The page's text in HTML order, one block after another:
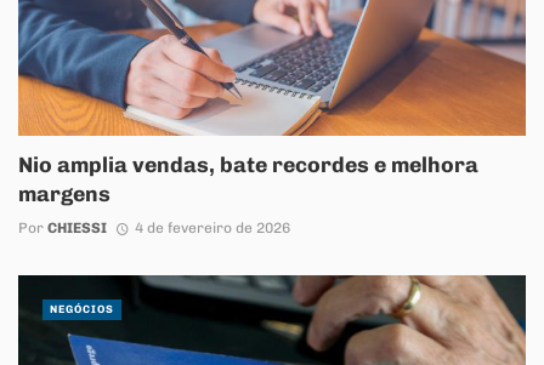
Nio amplia vendas, bate recordes e melhora
margens
Por CHIESSI 4 de fevereiro de 2026
NEGÓCIOS